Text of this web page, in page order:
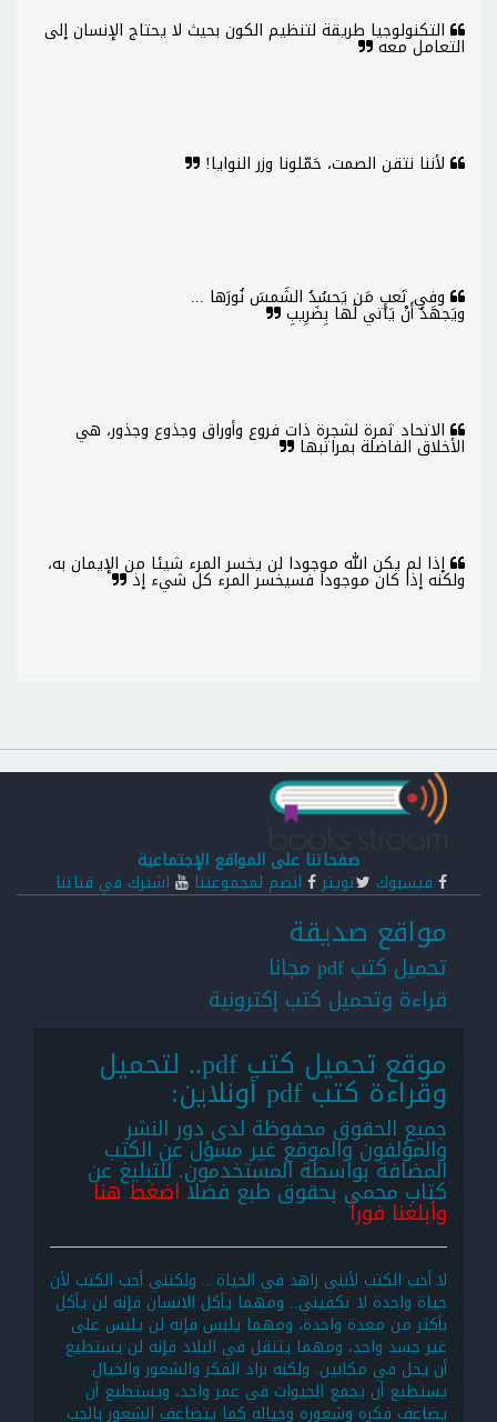
التكنولوجيا طريقة لتنظيم الكون بحيث لا يحتاج الإنسان إلى
التعامل معه
لأننا نتقن الصمت، حَمّلونا وزر النوايا!
وفي تَعبٍ مَن يَحسُدُ الشَمسَ نُورَها ...
ويَجهَدُ أَنْ يَأتي لَها بِضَرِيبِ
الاتحاد ثمرة لشجرة ذات فروع وأوراق وجذوع وجذور، هي
الأخلاق الفاضلة بمراتبها
إذا لم يكن الله موجودا لن يخسر المرء شيئا من الإيمان به،
ولكنه إذا كان موجودا فسيخسر المرء كل شيء إذ
صفحاتنا على المواقع الإجتماعية
فيسبوك تويتر انضم لمجموعتنا اشترك في قناتنا
مواقع صديقة
تحميل كتب pdf مجانا
قراءة وتحميل كتب إكترونية
موقع تحميل كتب pdf.. لتحميل
وقراءة كتب pdf أونلاين:
جميع الحقوق محفوظة لدى دور النشر
والمؤلفون والموقع غير مسؤل عن الكتب
المضافة بواسطة المستخدمون. للتبليغ عن
كتاب محمي بحقوق طبع فضلااضغط هنا
وأبلغنا فوراً
لا أحب الكتب لأنني زاهد في الحياة .. ولكنني أحب الكتب لأن
حياة واحدة لا تكفيني.. ومهما يأكل الانسان فإنه لن يأكل
بأكثر من معدة واحدة، ومهما يلبس فإنه لن يلبس على
غير جسد واحد، ومهما يتنقل في البلاد فإنه لن يستطيع
أن يحل في مكانين. ولكنه بزاد الفكر والشعور والخيال
يستطيع أن يجمع الحيوات في عمر واحد، ويستطيع أن
يضاعف فكره وشعوره وخياله كما يتضاعف الشعور بالحب